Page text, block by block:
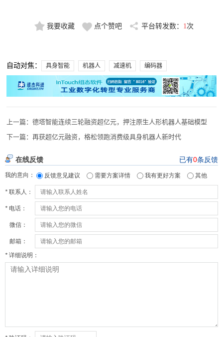
我要收藏 点个赞吧 平台转发数： 1次
自动对焦： 具身智能 机器人 减速机 编码器
上一篇：德塔智能连续三轮融资超亿元，押注原生人形机器人基础模型
下一篇：再获超亿元融资，格松领跑消费级具身机器人新时代